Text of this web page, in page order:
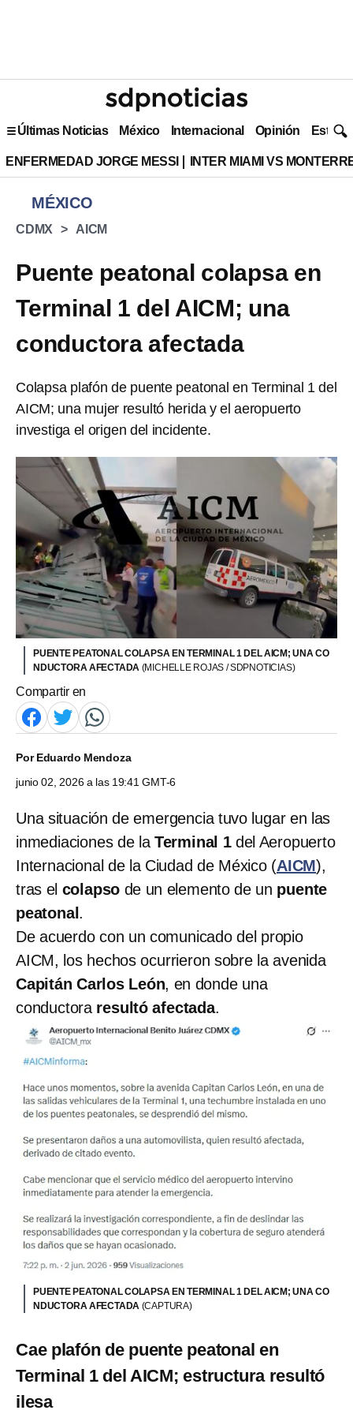
Últimas Noticias México Internacional Opinión Estilo
ENFERMEDAD JORGE MESSI INTER MIAMI VS
MÉXICO
CDMX AICM
Puente peatonal colapsa en
Terminal 1 del AICM; una
conductora afectada
Colapsa plafón de puente peatonal en Terminal 1 del
AICM; una mujer resultó herida y el aeropuerto
investiga el origen del incidente.
PUENTE PEATONAL COLAPSA EN TERMINAL 1 DEL AICM; UNA CO
NDUCTORA AFECTADA (MICHELLE ROJAS / SDPNOTICIAS)
Compartir en
PorEduardo Mendoza
junio 02, 2026 a las 19:41 GMT-6
Una situación de emergencia tuvo lugar en las
inmediaciones de la Terminal 1del Aeropuerto
Internacional de la Ciudad de México (AICM),
tras el colapso de un elemento de un puente
peatonal .
De acuerdo con un comunicado del propio
AICM, los hechos ocurrieron sobre la avenida
Capitán Carlos León, en donde una
conductora resultó afectada.
PUENTE PEATONAL COLAPSA EN TERMINAL 1 DEL AICM; UNA CO
NDUCTORA AFECTADA (CAPTURA)
Cae plafón de puente peatonal en
Terminal 1 del AICM; estructura resultó
ilesa